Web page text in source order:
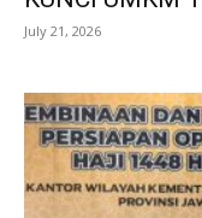
July 21, 2026